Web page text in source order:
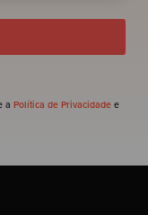
a Política de Privacidade e